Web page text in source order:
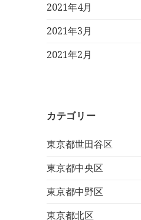
2021年4月
2021年3月
2021年2月
カテゴリー
東京都世田谷区
東京都中央区
東京都中野区
東京都北区